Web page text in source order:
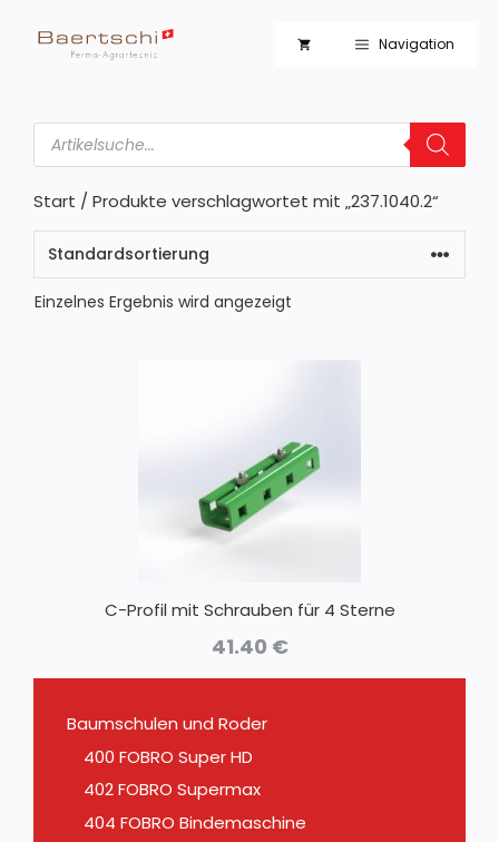
Inhalt
Navigation
Products
search
Start / Produkte verschlagwortet mit „237.1040.2“
Einzelnes Ergebnis wird angezeigt
C-Profil mit Schrauben für 4 Sterne
41.40 €
Baumschulen und Roder
400 FOBRO Super HD
402 FOBRO Supermax
404 FOBRO Bindemaschine